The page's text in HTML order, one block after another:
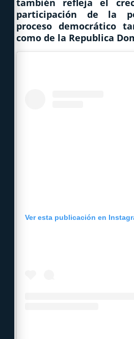
también refleja el
participación de la
proceso democrático
como de la Republica
Ver esta publicación en